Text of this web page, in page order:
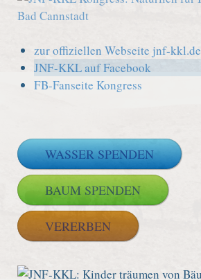
zur offiziellen Webseite jnf-kkl.de
JNF-KKL auf Facebook
FB-Fanseite Kongress
WASSER SPENDEN
BAUM SPENDEN
VERERBEN